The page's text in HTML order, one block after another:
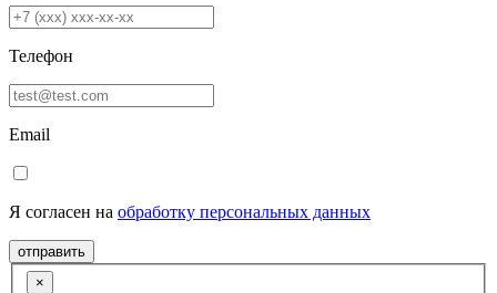
Телефон
Email
Я согласен на обработку персональных данных
отправить
×